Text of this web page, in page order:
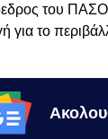
του ΠΑΣΟΚ
για το